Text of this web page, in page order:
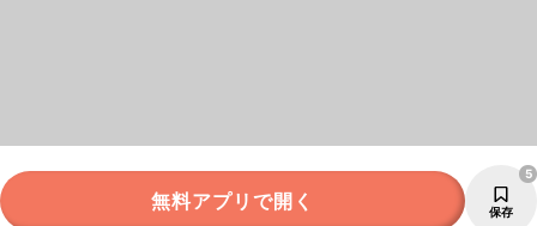
無料アプリで開く 保存
5